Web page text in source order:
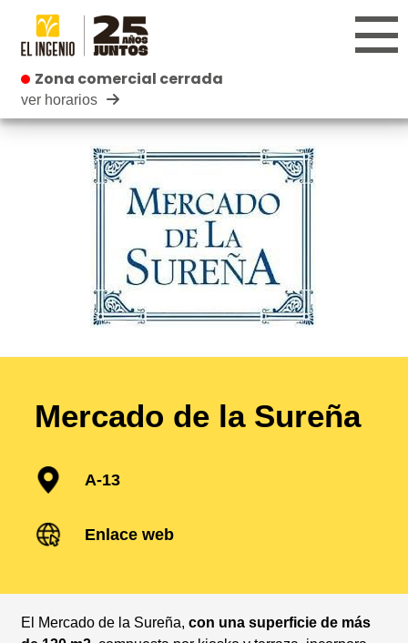
Zona comercial cerrada
CENTRO
TIENDAS
RESTAURANTES
CARTELERA
Zona comercial cerrada
ver horarios
Mercado de la Sureña
A-13
Enlace web
El Mercado de la Sureña, con una superficie de más